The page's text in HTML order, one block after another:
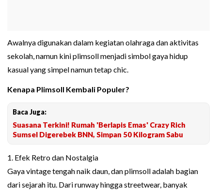
Awalnya digunakan dalam kegiatan olahraga dan aktivitas
sekolah, namun kini plimsoll menjadi simbol gaya hidup
kasual yang simpel namun tetap chic.
Kenapa Plimsoll Kembali Populer?
Baca Juga:
Suasana Terkini! Rumah 'Berlapis Emas' Crazy Rich
Sumsel Digerebek BNN, Simpan 50 Kilogram Sabu
1. Efek Retro dan Nostalgia
Gaya vintage tengah naik daun, dan plimsoll adalah bagian
dari sejarah itu. Dari runway hingga streetwear, banyak